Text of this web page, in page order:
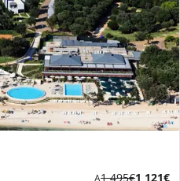
AKorábbi
1 495€Új
1 121€